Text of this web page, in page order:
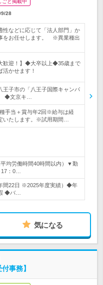
ごと掲載中
28
性などに応じて「法人部門」か
をお任せします。 ※異業種出
歓迎！】◆大卒以上◆35歳まで
かせます！
王子市の「八王子国際キャンパ
◆文京キ…
手当＋賞与年2回※給与は経
いたします。※試用期間…
均労働時間40時間以内）▼勤
：0…
間22日 ※2025年度実績）◆年
◆バ…
気になる
事務】